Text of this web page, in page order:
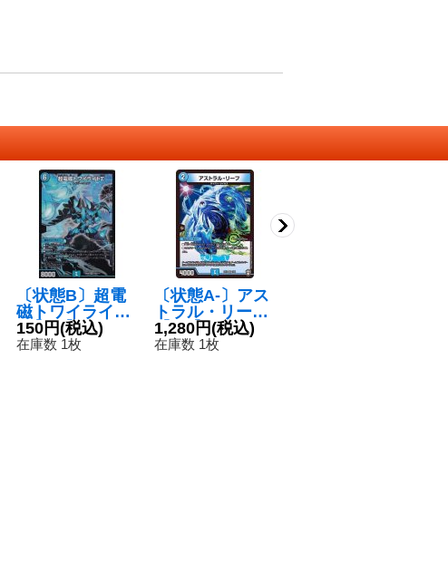
〔状態B〕超電
磁トワイライト
Σ【SR】{EX08
195/???}《水》
150円(税込)
在庫数 1枚
〔状態A-〕アス
トラル・リーフ
【VR】{EX131/
84}《水》
1,280円(税込)
在庫数 1枚